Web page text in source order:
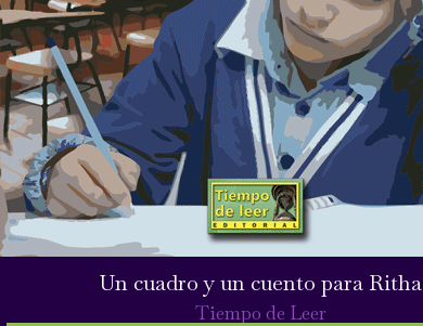
Un cuadro y un cuento para Ritha
Tiempo de Leer